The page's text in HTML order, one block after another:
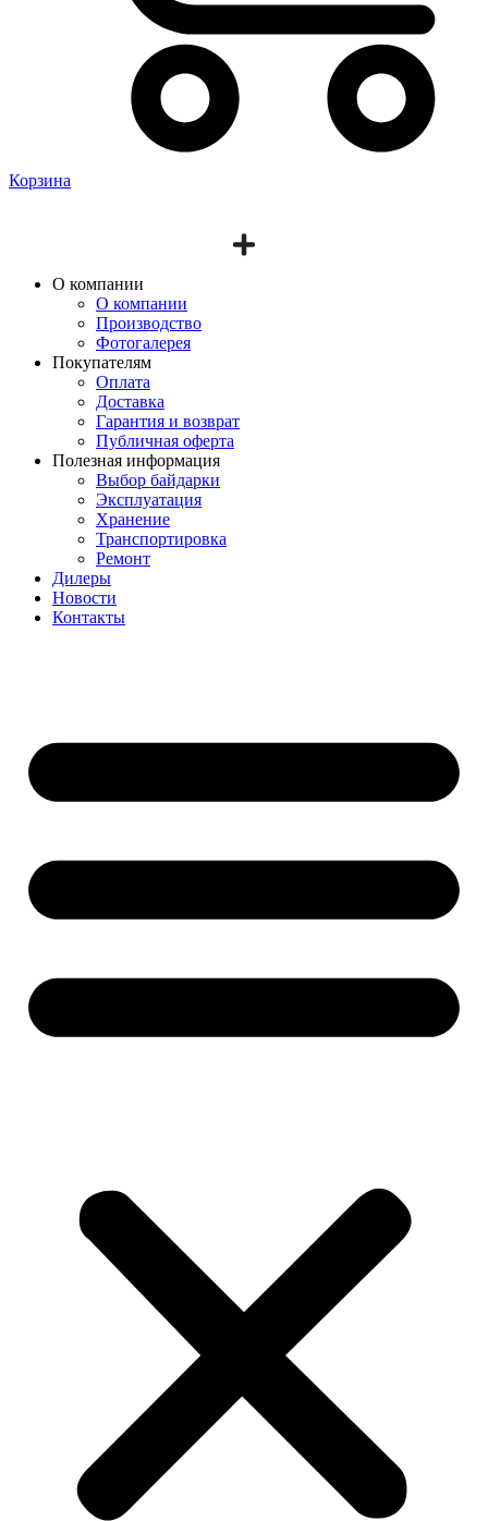
Корзина
О компании
О компании
Производство
Фотогалерея
Покупателям
Оплата
Доставка
Гарантия и возврат
Публичная оферта
Полезная информация
Выбор байдарки
Эксплуатация
Хранение
Транспортировка
Ремонт
Дилеры
Новости
Контакты